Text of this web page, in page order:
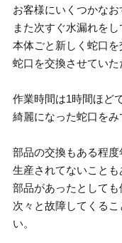
お客様にいくつかなお
また次すぐ水漏れを
本体ごと新しく蛇口を
蛇口を交換させていた
作業時間は1時間ほど
綺麗になった蛇口をみ
部品の交換もある程度
生産されてないことも
部品があったとして
次々と故障してくる
い。